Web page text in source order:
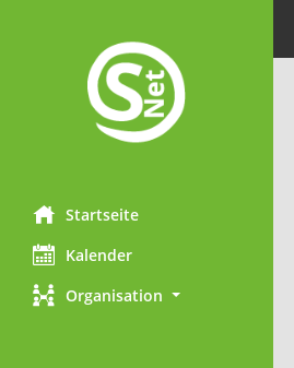
Startseite
Kalender
Organisation